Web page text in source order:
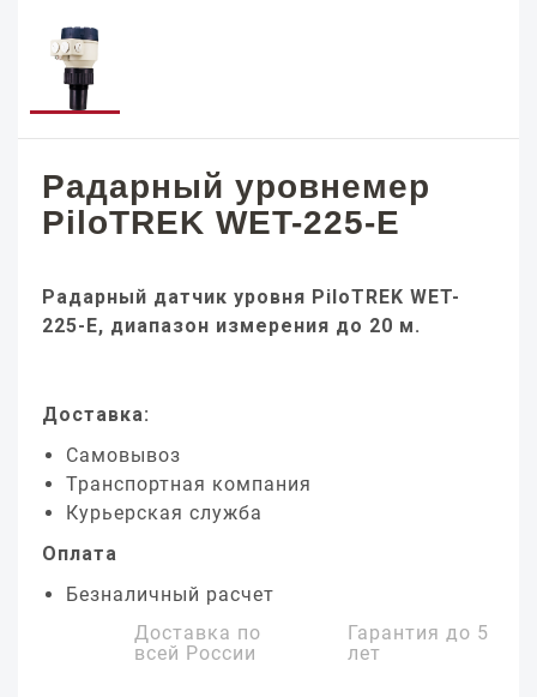
Радарный уровнемер
PiloTREK WET-225-E
Радарный датчик уровня PiloTREK WET-
225-E, диапазон измерения до 20 м.
Доставка:
Самовывоз
Транспортная компания
Курьерская служба
Оплата
Безналичный расчет
Доставка по
всей России
Гарантия до 5
лет